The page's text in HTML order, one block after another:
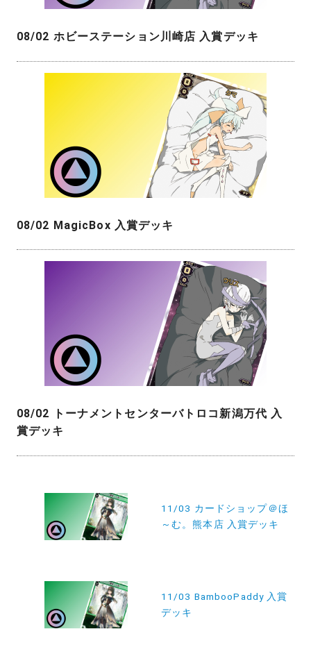
08/02 ホビーステーション川崎店 入賞デッキ
08/02 MagicBox 入賞デッキ
08/02 トーナメントセンターバトロコ新潟万代 入
賞デッキ
11/03 カードショップ＠ほ
～む。熊本店 入賞デッキ
11/03 BambooPaddy 入賞
デッキ